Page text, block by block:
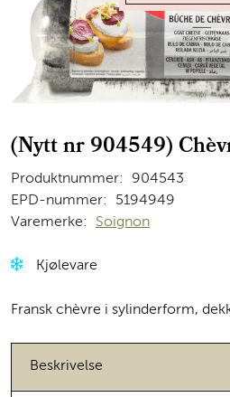
(Nytt nr 904549)
Produktnummer:
904543
EPD-nummer:
5194949
Varemerke:
Soignon
Kjølevare
Fransk chèvre i sylinderform,
Beskrivelse
Grøntavdelingen
Oppskrifter
Kunnskapshjørnet